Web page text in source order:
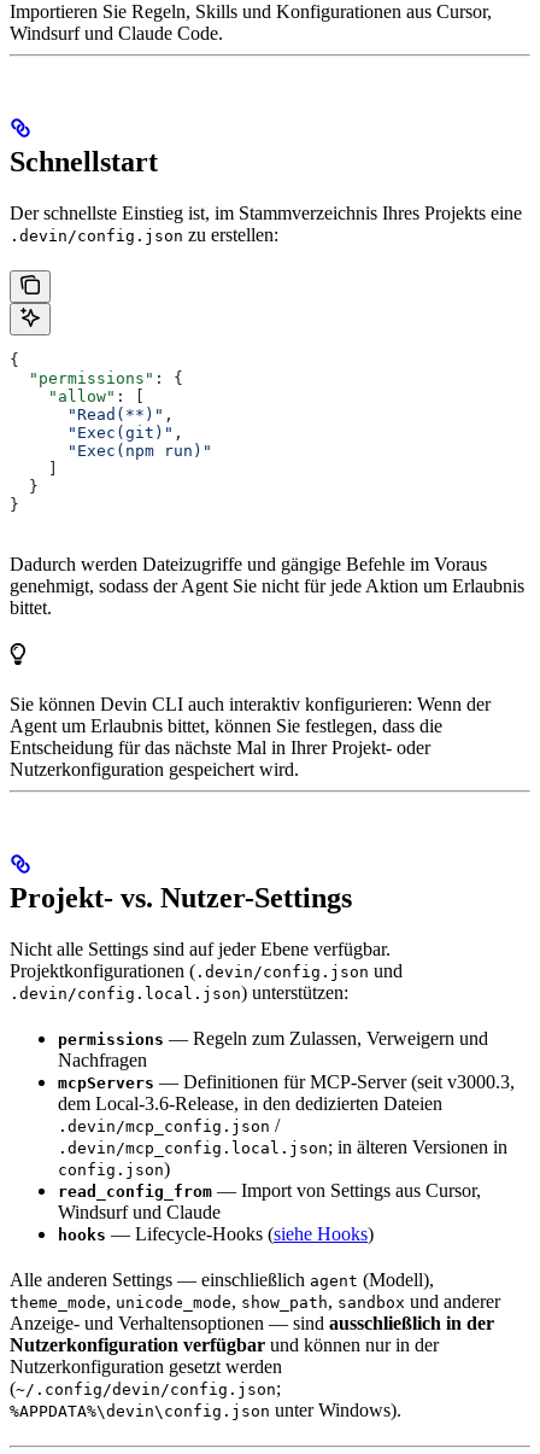
Importieren Sie Regeln, Skills und Konfigurationen aus Cursor,
Windsurf und Claude Code.
Schnellstart
Der schnellste Einstieg ist, im Stammverzeichnis Ihres Projekts eine
.devin/config.json zu erstellen:
{
  "permissions"
: {
    "allow"
: [
      "Read(**)"
,
      "Exec(git)"
,
      "Exec(npm run)"
  }
}
Dadurch werden Dateizugriffe und gängige Befehle im Voraus
genehmigt, sodass der Agent Sie nicht für jede Aktion um Erlaubnis
bittet.
Sie können Devin CLI auch interaktiv konfigurieren: Wenn der
Agent um Erlaubnis bittet, können Sie festlegen, dass die
Entscheidung für das nächste Mal in Ihrer Projekt- oder
Nutzerkonfiguration gespeichert wird.
Projekt- vs. Nutzer-Settings
Nicht alle Settings sind auf jeder Ebene verfügbar.
Projektkonfigurationen ( .devin/config.json und
.devin/config.local.json) unterstützen:
permissions — Regeln zum Zulassen, Verweigern und
Nachfragen
mcpServers — Definitionen für MCP-Server (seit v3000.3,
dem Local-3.6-Release, in den dedizierten Dateien
.devin/mcp_config.json /
.devin/mcp_config.local.json; in älteren Versionen in
config.json)
read_config_from — Import von Settings aus Cursor,
Windsurf und Claude
hooks — Lifecycle-Hooks (siehe Hooks)
Alle anderen Settings — einschließlich agent (Modell),
theme_mode, unicode_mode, show_path, sandbox und anderer
Anzeige- und Verhaltensoptionen — sind ausschließlich in der
Nutzerkonfiguration verfügbar und können nur in der
Nutzerkonfiguration gesetzt werden
(~/.config/devin/config.json;
%APPDATA%\devin\config.json unter Windows).